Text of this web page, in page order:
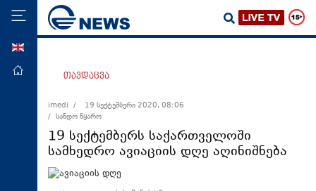
მთავარი
ეკონომიკა
მსოფლიო
თავდაცვა
imedi /
19 სექტემბერი 2020, 08:06
/ სანდო წყარო
19 სექტემბერს საქართველოში
სამხედრო ავიაციის დღე აღინიშნება